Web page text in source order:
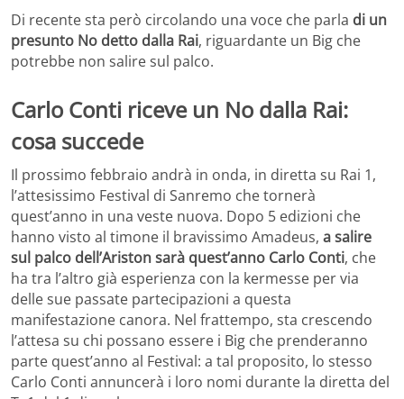
Di recente sta però circolando una voce che parla di un
presunto No detto dalla Rai, riguardante un Big che
potrebbe non salire sul palco.
Carlo Conti riceve un No dalla Rai:
cosa succede
Il prossimo febbraio andrà in onda, in diretta su Rai 1,
l’attesissimo Festival di Sanremo che tornerà
quest’anno in una veste nuova. Dopo 5 edizioni che
hanno visto al timone il bravissimo Amadeus, a salire
sul palco dell’Ariston sarà quest’anno Carlo Conti, che
ha tra l’altro già esperienza con la kermesse per via
delle sue passate partecipazioni a questa
manifestazione canora. Nel frattempo, sta crescendo
l’attesa su chi possano essere i Big che prenderanno
parte quest’anno al Festival: a tal proposito, lo stesso
Carlo Conti annuncerà i loro nomi durante la diretta del